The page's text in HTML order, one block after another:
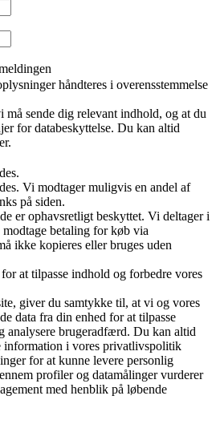
håndteres i overensstemmelse
sende dig relevant indhold, og at du
for databeskyttelse. Du kan altid
Vi modtager muligvis en andel af
på siden.
er ophavsretligt beskyttet. Vi deltager i
betaling for køb via
ikke kopieres eller bruges uden
at tilpasse indhold og forbedre vores
giver du samtykke til, at vi og vores
data fra din enhed for at tilpasse
analysere brugeradfærd. Du kan altid
information i vores privatlivspolitik
for at kunne levere personlig
profiler og datamålinger vurderer
med henblik på løbende